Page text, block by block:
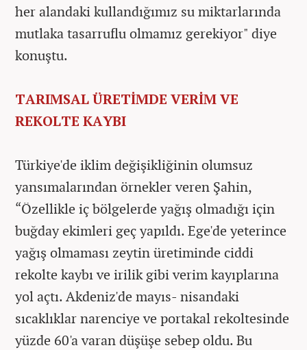
her alandaki kullandığımız su miktarlarında
mutlaka tasarruflu olmamız gerekiyor" diye
konuştu.
TARIMSAL ÜRETİMDE VERİM VE
REKOLTE KAYBI
Türkiye'de iklim değişikliğinin olumsuz
yansımalarından örnekler veren Şahin,
“Özellikle iç bölgelerde yağış olmadığı için
buğday ekimleri geç yapıldı. Ege'de yeterince
yağış olmaması zeytin üretiminde ciddi
rekolte kaybı ve irilik gibi verim kayıplarına
yol açtı. Akdeniz'de mayıs- nisandaki
sıcaklıklar narenciye ve portakal rekoltesinde
yüzde 60'a varan düşüşe sebep oldu. Bu